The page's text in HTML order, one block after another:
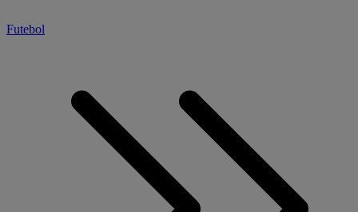
Futebol